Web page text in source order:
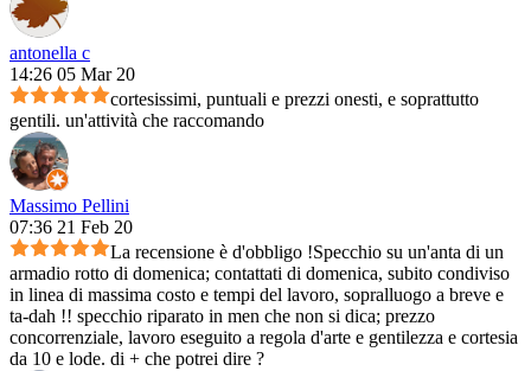
antonella c
14:26 05 Mar 20
cortesissimi, puntuali e prezzi onesti, e soprattutto
gentili. un'attività che raccomando
Massimo Pellini
07:36 21 Feb 20
La recensione è d'obbligo !Specchio su un'anta di un
armadio rotto di domenica; contattati di domenica, subito condiviso
in linea di massima costo e tempi del lavoro, sopralluogo a breve e
ta-dah !! specchio riparato in men che non si dica; prezzo
concorrenziale, lavoro eseguito a regola d'arte e gentilezza e cortesia
da 10 e lode. di + che potrei dire ?